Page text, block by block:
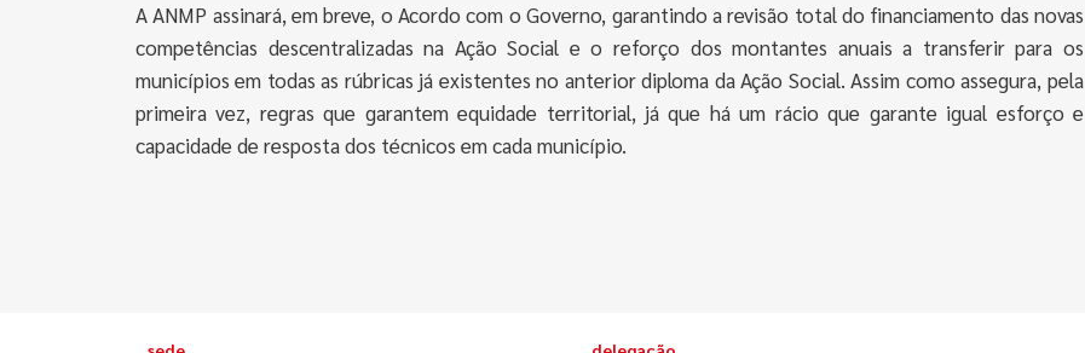
A ANMP assinará, em breve, o Acordo com o Governo, garantindo a revisão total do financiamento das novas
competências descentralizadas na Ação Social e o reforço dos montantes anuais a transferir para os
municípios em todas as rúbricas já existentes no anterior diploma da Ação Social. Assim como assegura, pela
primeira vez, regras que garantem equidade territorial, já que há um rácio que garante igual esforço e
capacidade de resposta dos técnicos em cada município.